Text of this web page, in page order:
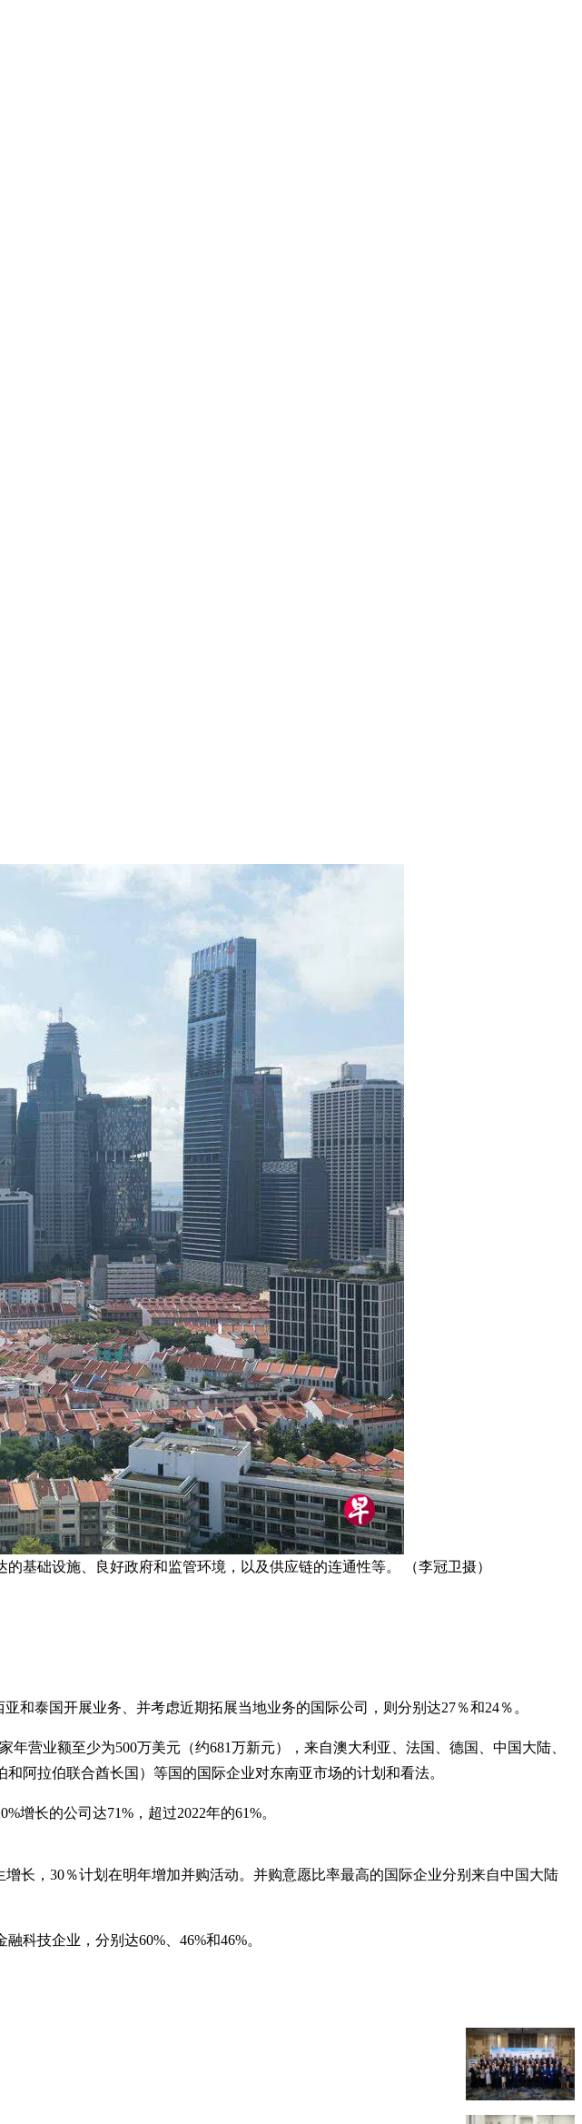
基础设施、良好政府和监管环境，以及供应链的连通性等。 （李冠卫摄）
和泰国开展业务、并考虑近期拓展当地业务的国际公司，则分别达27％和24％。
年营业额至少为500万美元（约681万新元），来自澳大利亚、法国、德国、中国大陆、
和阿拉伯联合酋长国）等国的国际企业对东南亚市场的计划和看法。
增长的公司达71%，超过2022年的61%。
长，30％计划在明年增加并购活动。并购意愿比率最高的国际企业分别来自中国大陆
科技企业，分别达60%、46%和46%。